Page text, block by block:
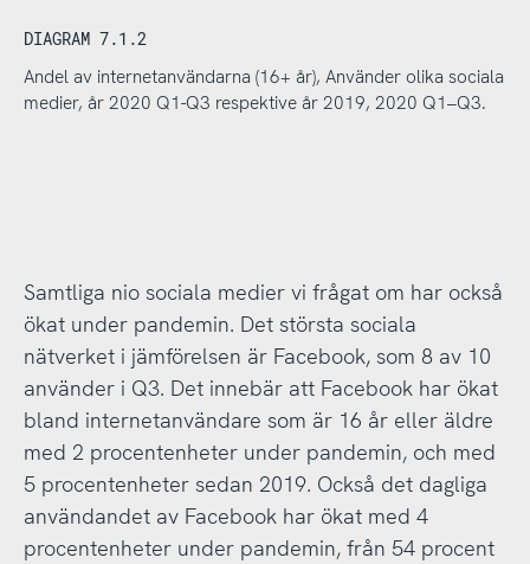
DIAGRAM 7.1.2
Andel av internetanvändarna (16+ år), Använder olika sociala
medier, år 2020 Q1-Q3 respektive år 2019, 2020 Q1–Q3.
Samtliga nio sociala medier vi frågat om har också
ökat under pandemin. Det största sociala
nätverket i jämförelsen är Facebook, som 8 av 10
använder i Q3. Det innebär att Facebook har ökat
bland internetanvändare som är 16 år eller äldre
med 2 procentenheter under pandemin, och med
5 procentenheter sedan 2019. Också det dagliga
användandet av Facebook har ökat med 4
procentenheter under pandemin, från 54 procent